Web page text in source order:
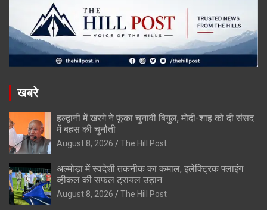
खबरे
हल्द्वानी में खरगे ने फूंका चुनावी बिगुल, मोदी-शाह को दी संसद
में बहस की चुनौती
August 8, 2026 The Hill Post
अल्मोड़ा में स्वदेशी तकनीक का कमाल, इलेक्ट्रिक फ्लाइंग
व्हीकल की सफल ट्रायल उड़ान
August 8, 2026 The Hill Post